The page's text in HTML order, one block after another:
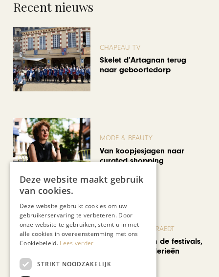
Recent nieuws
CHAPEAU TV
Skelet d’Artagnan terug
naar geboortedorp
MODE & BEAUTY
Van koopjesjagen naar
curated shopping
BLOG JO CORTENRAEDT
We verzuipen in de festivals,
feesten en braderieën
Deze website maakt gebruik
van cookies.
Deze website gebruikt cookies om uw
gebruikerservaring te verbeteren. Door
onze website te gebruiken, stemt u in met
alle cookies in overeenstemming met ons
Cookiebeleid. Lees verder
STRIKT NOODZAKELIJK